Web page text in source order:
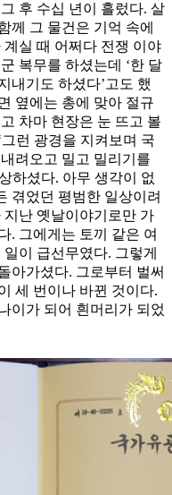
후 수십 년이 흘렀다. 살
께 그 물건은 기억 속에
실 때 어쩌다 전쟁 이야
복무를 하셨는데 ‘한 달
내기도 하셨다’고도 했
옆에는 총에 맞아 절규
차마 현장은 눈 뜨고 볼
런 광경을 지켜보며 국
려오고 밀고 밀리기를
하셨다. 아무 생각이 없
겪었던 평범한 일상이려
난 옛날이야기로만 가
. 그에게는 토끼 같은 여
이 급선무였다. 그렇게
아가셨다. 그로부터 벌써
세 번이나 바뀐 것이다.
이가 되어 흰머리가 되었